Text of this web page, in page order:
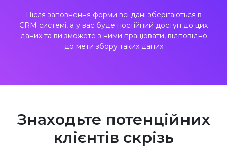
Після заповнення форми всі дані зберігаються в
CRM системі, а у вас буде постійний доступ до цих
даних та ви зможете з ними працювати, відповідно
до мети збору таких даних
Знаходьте потенційних
клієнтів скрізь